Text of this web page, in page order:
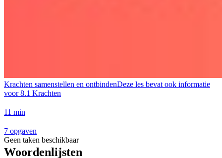
Krachten samenstellen en ontbindenDeze les bevat ook informatie
voor 8.1 Krachten
11 min
7 opgaven
Geen taken beschikbaar
Woordenlijsten